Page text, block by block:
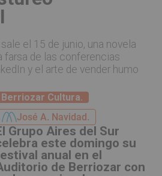
el 15 de junio, una novela
farsa de las conferencias
y el arte de vender humo
Berriozar Cultura.
José A. Navidad.
Grupo Aires del Sur
este domingo su
anual en el
de Berriozar con